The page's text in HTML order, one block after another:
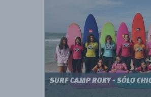
SURF CAMP ROXY - SÓLO